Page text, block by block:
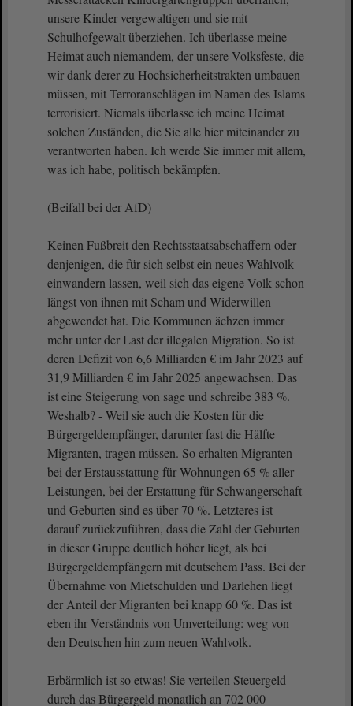
unsere Kinder vergewaltigen und sie mit
Schulhofgewalt überziehen. Ich überlasse meine
Heimat auch niemandem, der unsere Volksfeste, die
wir dank derer zu Hochsicherheitstrakten umbauen
müssen, mit Terroranschlägen im Namen des Islams
terrorisiert. Niemals überlasse ich meine Heimat
solchen Zuständen, die Sie alle hier miteinander zu
verantworten haben. Ich werde Sie immer mit allem,
was ich habe, politisch bekämpfen.
(Beifall bei der AfD)
Keinen Fußbreit den Rechtsstaatsabschaffern oder
denjenigen, die für sich selbst ein neues Wahlvolk
einwandern lassen, weil sich das eigene Volk schon
längst von ihnen mit Scham und Widerwillen
abgewendet hat. Die Kommunen ächzen immer
mehr unter der Last der illegalen Migration. So ist
deren Defizit von 6,6 Milliarden € im Jahr 2023 auf
31,9 Milliarden € im Jahr 2025 angewachsen. Das
ist eine Steigerung von sage und schreibe 383 %.
Weshalb? - Weil sie auch die Kosten für die
Bürgergeldempfänger, darunter fast die Hälfte
Migranten, tragen müssen. So erhalten Migranten
bei der Erstausstattung für Wohnungen 65 % aller
Leistungen, bei der Erstattung für Schwangerschaft
und Geburten sind es über 70 %. Letzteres ist
darauf zurückzuführen, dass die Zahl der Geburten
in dieser Gruppe deutlich höher liegt, als bei
Bürgergeldempfängern mit deutschem Pass. Bei der
Übernahme von Mietschulden und Darlehen liegt
der Anteil der Migranten bei knapp 60 %. Das ist
eben ihr Verständnis von Umverteilung: weg von
den Deutschen hin zum neuen Wahlvolk.
Erbärmlich ist so etwas! Sie verteilen Steuergeld
durch das Bürgergeld monatlich an 702 000